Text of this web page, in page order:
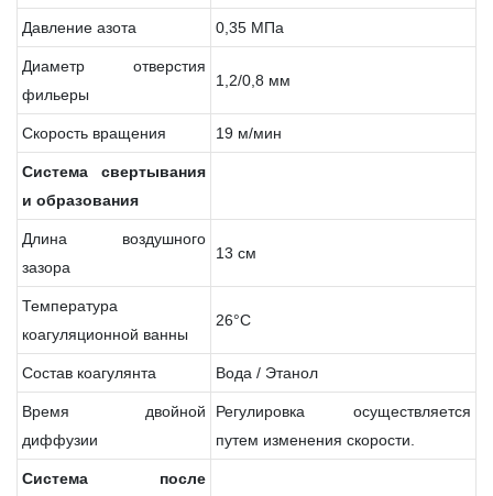
Давление азота 0,35 МПа
Диаметр отверстия
фильеры
1,2/0,8 мм
Скорость вращения 19 м/мин
Система
свертывания
и образования
Длина воздушного
зазора
13 см
Температура
коагуляционной ванны
26°C
Состав коагулянта Вода / Этанол
Время двойной
диффузии
Регулировка осуществляется
путем изменения скорости.
Система после